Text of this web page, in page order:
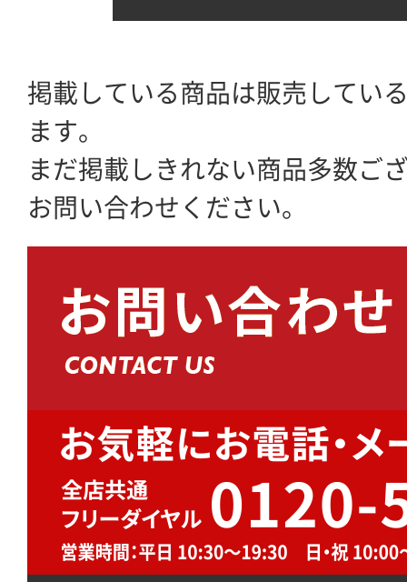
掲載している商品は販売してい
ます。
まだ掲載しきれない商品多数ご
お問い合わせください。